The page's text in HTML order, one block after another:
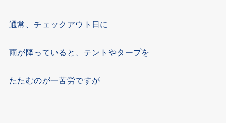
通常、チェックアウト日に
雨が降っていると、テントやタープを
たたむのが一苦労ですが